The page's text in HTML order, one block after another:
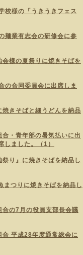
様の「うきうきフェス
麺業有志会の研修会に参
様の夏祭りに焼きそばを
の合同委員会に出席しま
きそばと細うどんを納品
・青年部の暑気払いに出
しました。（1）
り』に焼きそばを納品し
つりに焼きそばを納品し
の7月の役員支部長会議
平成28年度通常総会に